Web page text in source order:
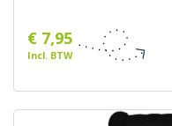
€ 7,95
Incl. BTW